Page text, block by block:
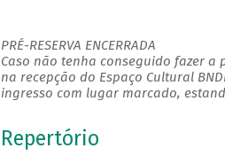
PRÉ-RESERVA ENCERRADA
Caso não tenha conseguido fazer
na recepção do Espaço Cultural
ingresso com lugar marcado,
Repertório